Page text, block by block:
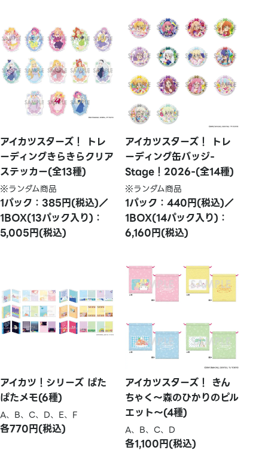
アイカツスターズ！ トレ
ーディングきらきらクリア
ステッカー(全13種)
※ランダム商品
1パック：385円(税込)／
1BOX(13パック入り)：
5,005円(税込)
アイカツスターズ！ トレ
ーディング缶バッジ-
Stage！2026-(全14種)
※ランダム商品
1パック：440円(税込)／
1BOX(14パック入り)：
6,160円(税込)
アイカツ！シリーズ ぱた
ぱたメモ(6種)
A、B、C、D、E、F
各770円(税込)
アイカツスターズ！ きん
ちゃく～森のひかりのピル
エット～(4種)
A、B、C、D
各1,100円(税込)